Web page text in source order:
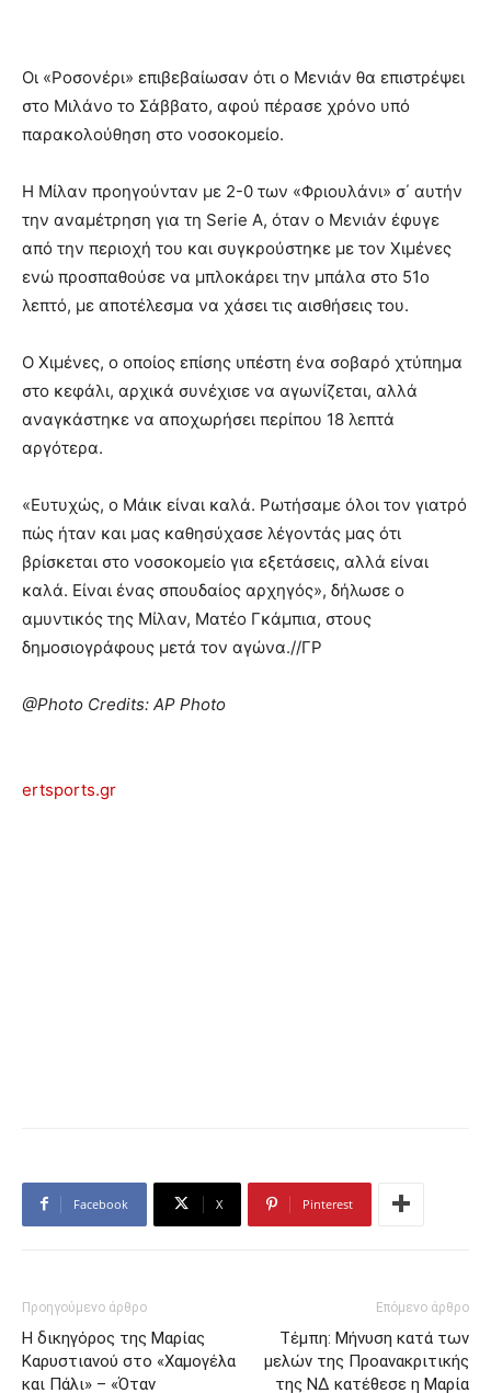
Οι «Ροσονέρι» επιβεβαίωσαν ότι ο Μενιάν θα επιστρέψει
στο Μιλάνο το Σάββατο, αφού πέρασε χρόνο υπό
παρακολούθηση στο νοσοκομείο.
Η Μίλαν προηγούνταν με 2-0 των «Φριουλάνι» σ΄ αυτήν
την αναμέτρηση για τη Serie A, όταν ο Μενιάν έφυγε
από την περιοχή του και συγκρούστηκε με τον Χιμένες
ενώ προσπαθούσε να μπλοκάρει την μπάλα στο 51ο
λεπτό, με αποτέλεσμα να χάσει τις αισθήσεις του.
Ο Χιμένες, ο οποίος επίσης υπέστη ένα σοβαρό χτύπημα
στο κεφάλι, αρχικά συνέχισε να αγωνίζεται, αλλά
αναγκάστηκε να αποχωρήσει περίπου 18 λεπτά
αργότερα.
«Ευτυχώς, ο Μάικ είναι καλά. Ρωτήσαμε όλοι τον γιατρό
πώς ήταν και μας καθησύχασε λέγοντάς μας ότι
βρίσκεται στο νοσοκομείο για εξετάσεις, αλλά είναι
καλά. Είναι ένας σπουδαίος αρχηγός», δήλωσε ο
αμυντικός της Μίλαν, Ματέο Γκάμπια, στους
δημοσιογράφους μετά τον αγώνα.//ΓΡ
@Photo Credits: AP Photo
ertsports.gr
Facebook X Pinterest
Προηγούμενο άρθρο
Η δικηγόρος της Μαρίας
Καρυστιανού στο «Χαμογέλα
και Πάλι» – «Όταν
Επόμενο άρθρο
Τέμπη: Μήνυση κατά των
μελών της Προανακριτικής
της ΝΔ κατέθεσε η Μαρία